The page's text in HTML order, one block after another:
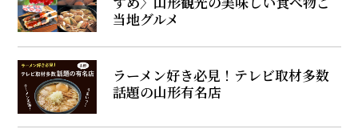
当地グルメ
ラーメン好き必見！テレビ取材多数
話題の山形有名店